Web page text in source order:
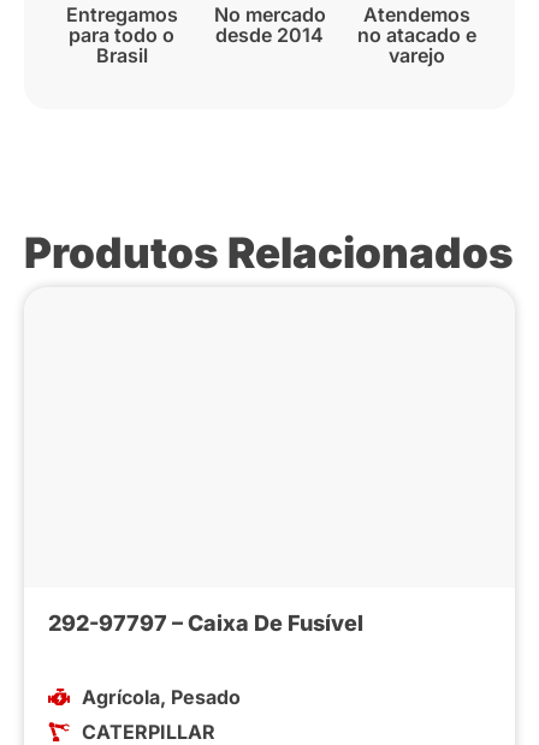
Entregamos
para todo o
Brasil
No mercado
desde 2014
Atendemos
no atacado e
varejo
Produtos Relacionados
292-97797 – Caixa De Fusível
Agrícola, Pesado
CATERPILLAR